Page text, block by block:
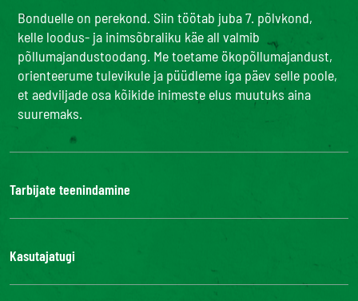
Bonduelle on perekond. Siin töötab juba 7. põlvkond,
kelle loodus- ja inimsõbraliku käe all valmib
põllumajandustoodang. Me toetame ökopõllumajandust,
orienteerume tulevikule ja püüdleme iga päev selle poole,
et aedviljade osa kõikide inimeste elus muutuks aina
suuremaks.
Tarbijate teenindamine
Bonduelle Food Service
Kasutajatugi
Kontaktid